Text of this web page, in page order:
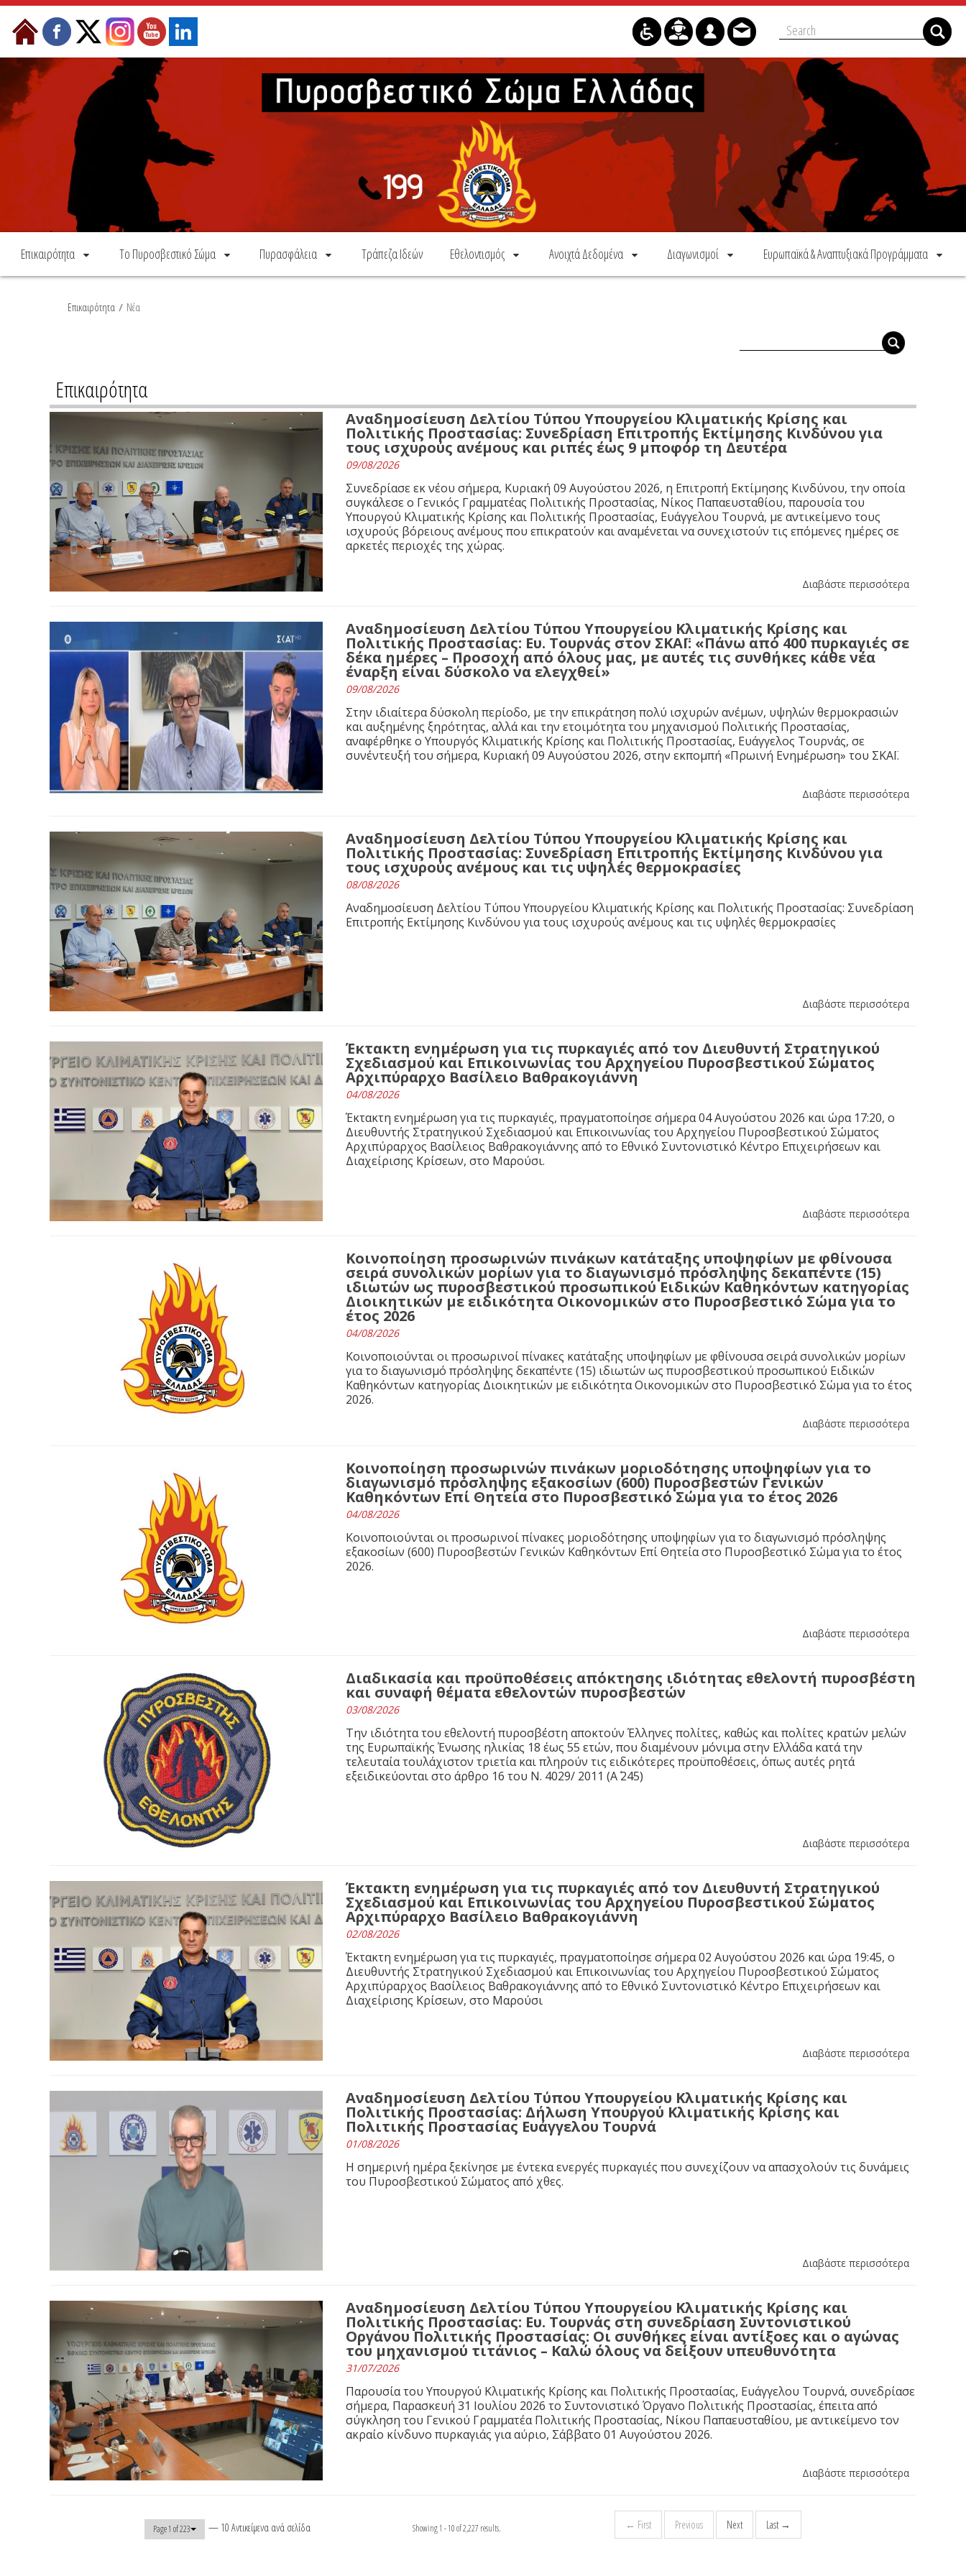
Skip to Content
Επικαιρότητα Το Πυροσβεστικό Σώμα Πυρασφάλεια Τράπεζα Ιδεών Εθελοντισμός Ανοιχτά Δεδομένα Διαγωνισμοί Ευρωπαϊκά & Αναπτυξιακά Προγράμματα
Επικαιρότητα / Νέα
Επικαιρότητα
Αναδημοσίευση Δελτίου Τύπου Υπουργείου Κλιματικής Κρίσης και
Πολιτικής Προστασίας: Συνεδρίαση Επιτροπής Εκτίμησης Κινδύνου για
τους ισχυρούς ανέμους και ριπές έως 9 μποφόρ τη Δευτέρα
09/08/2026
Συνεδρίασε εκ νέου σήμερα, Κυριακή 09 Αυγούστου 2026, η Επιτροπή Εκτίμησης Κινδύνου, την οποία
συγκάλεσε ο Γενικός Γραμματέας Πολιτικής Προστασίας, Νίκος Παπαευσταθίου, παρουσία του
Υπουργού Κλιματικής Κρίσης και Πολιτικής Προστασίας, Ευάγγελου Τουρνά, με αντικείμενο τους
ισχυρούς βόρειους ανέμους που επικρατούν και αναμένεται να συνεχιστούν τις επόμενες ημέρες σε
αρκετές περιοχές της χώρας.
Διαβάστε περισσότερα
Αναδημοσίευση Δελτίου Τύπου Υπουργείου Κλιματικής Κρίσης και
Πολιτικής Προστασίας: Ευ. Τουρνάς στον ΣΚΑΪ: «Πάνω από 400 πυρκαγιές σε
δέκα ημέρες – Προσοχή από όλους μας, με αυτές τις συνθήκες κάθε νέα
έναρξη είναι δύσκολο να ελεγχθεί»
09/08/2026
Στην ιδιαίτερα δύσκολη περίοδο, με την επικράτηση πολύ ισχυρών ανέμων, υψηλών θερμοκρασιών
και αυξημένης ξηρότητας, αλλά και την ετοιμότητα του μηχανισμού Πολιτικής Προστασίας,
αναφέρθηκε ο Υπουργός Κλιματικής Κρίσης και Πολιτικής Προστασίας, Ευάγγελος Τουρνάς, σε
συνέντευξή του σήμερα, Κυριακή 09 Αυγούστου 2026, στην εκπομπή «Πρωινή Ενημέρωση» του ΣΚΑΪ.
Διαβάστε περισσότερα
Αναδημοσίευση Δελτίου Τύπου Υπουργείου Κλιματικής Κρίσης και
Πολιτικής Προστασίας: Συνεδρίαση Επιτροπής Εκτίμησης Κινδύνου για
τους ισχυρούς ανέμους και τις υψηλές θερμοκρασίες
08/08/2026
Αναδημοσίευση Δελτίου Τύπου Υπουργείου Κλιματικής Κρίσης και Πολιτικής Προστασίας: Συνεδρίαση
Επιτροπής Εκτίμησης Κινδύνου για τους ισχυρούς ανέμους και τις υψηλές θερμοκρασίες
Διαβάστε περισσότερα
Έκτακτη ενημέρωση για τις πυρκαγιές από τον Διευθυντή Στρατηγικού
Σχεδιασμού και Επικοινωνίας του Αρχηγείου Πυροσβεστικού Σώματος
Αρχιπύραρχο Βασίλειο Βαθρακογιάννη
04/08/2026
Έκτακτη ενημέρωση για τις πυρκαγιές, πραγματοποίησε σήμερα 04 Αυγούστου 2026 και ώρα 17:20, ο
Διευθυντής Στρατηγικού Σχεδιασμού και Επικοινωνίας του Αρχηγείου Πυροσβεστικού Σώματος
Αρχιπύραρχος Βασίλειος Βαθρακογιάννης από το Εθνικό Συντονιστικό Κέντρο Επιχειρήσεων και
Διαχείρισης Κρίσεων, στο Μαρούσι.
Διαβάστε περισσότερα
Κοινοποίηση προσωρινών πινάκων κατάταξης υποψηφίων με φθίνουσα
σειρά συνολικών μορίων για το διαγωνισμό πρόσληψης δεκαπέντε (15)
ιδιωτών ως πυροσβεστικού προσωπικού Ειδικών Καθηκόντων κατηγορίας
Διοικητικών με ειδικότητα Οικονομικών στο Πυροσβεστικό Σώμα για το
έτος 2026
04/08/2026
Κοινοποιούνται οι προσωρινοί πίνακες κατάταξης υποψηφίων με φθίνουσα σειρά συνολικών μορίων
για το διαγωνισμό πρόσληψης δεκαπέντε (15) ιδιωτών ως πυροσβεστικού προσωπικού Ειδικών
Καθηκόντων κατηγορίας Διοικητικών με ειδικότητα Οικονομικών στο Πυροσβεστικό Σώμα για το έτος
2026.
Διαβάστε περισσότερα
Κοινοποίηση προσωρινών πινάκων μοριοδότησης υποψηφίων για το
διαγωνισμό πρόσληψης εξακοσίων (600) Πυροσβεστών Γενικών
Καθηκόντων Επί Θητεία στο Πυροσβεστικό Σώμα για το έτος 2026
04/08/2026
Κοινοποιούνται οι προσωρινοί πίνακες μοριοδότησης υποψηφίων για το διαγωνισμό πρόσληψης
εξακοσίων (600) Πυροσβεστών Γενικών Καθηκόντων Επί Θητεία στο Πυροσβεστικό Σώμα για το έτος
2026.
Διαβάστε περισσότερα
Διαδικασία και προϋποθέσεις απόκτησης ιδιότητας εθελοντή πυροσβέστη
και συναφή θέματα εθελοντών πυροσβεστών
03/08/2026
Την ιδιότητα του εθελοντή πυροσβέστη αποκτούν Έλληνες πολίτες, καθώς και πολίτες κρατών μελών
της Ευρωπαϊκής Ένωσης ηλικίας 18 έως 55 ετών, που διαμένουν μόνιμα στην Ελλάδα κατά την
τελευταία τουλάχιστον τριετία και πληρούν τις ειδικότερες προϋποθέσεις, όπως αυτές ρητά
εξειδικεύονται στο άρθρο 16 του N. 4029/ 2011 (Α΄ 245)
Διαβάστε περισσότερα
Έκτακτη ενημέρωση για τις πυρκαγιές από τον Διευθυντή Στρατηγικού
Σχεδιασμού και Επικοινωνίας του Αρχηγείου Πυροσβεστικού Σώματος
Αρχιπύραρχο Βασίλειο Βαθρακογιάννη
02/08/2026
Έκτακτη ενημέρωση για τις πυρκαγιές, πραγματοποίησε σήμερα 02 Αυγούστου 2026 και ώρα 19:45, ο
Διευθυντής Στρατηγικού Σχεδιασμού και Επικοινωνίας του Αρχηγείου Πυροσβεστικού Σώματος
Αρχιπύραρχος Βασίλειος Βαθρακογιάννης από το Εθνικό Συντονιστικό Κέντρο Επιχειρήσεων και
Διαχείρισης Κρίσεων, στο Μαρούσι
Διαβάστε περισσότερα
Αναδημοσίευση Δελτίου Τύπου Υπουργείου Κλιματικής Κρίσης και
Πολιτικής Προστασίας: Δήλωση Υπουργού Κλιματικής Κρίσης και
Πολιτικής Προστασίας Ευάγγελου Τουρνά
01/08/2026
Η σημερινή ημέρα ξεκίνησε με έντεκα ενεργές πυρκαγιές που συνεχίζουν να απασχολούν τις δυνάμεις
του Πυροσβεστικού Σώματος από χθες.
Διαβάστε περισσότερα
Αναδημοσίευση Δελτίου Τύπου Υπουργείου Κλιματικής Κρίσης και
Πολιτικής Προστασίας: Ευ. Τουρνάς στη συνεδρίαση Συντονιστικού
Οργάνου Πολιτικής Προστασίας: Οι συνθήκες είναι αντίξοες και ο αγώνας
του μηχανισμού τιτάνιος – Καλώ όλους να δείξουν υπευθυνότητα
31/07/2026
Παρουσία του Υπουργού Κλιματικής Κρίσης και Πολιτικής Προστασίας, Ευάγγελου Τουρνά, συνεδρίασε
σήμερα, Παρασκευή 31 Ιουλίου 2026 το Συντονιστικό Όργανο Πολιτικής Προστασίας, έπειτα από
σύγκληση του Γενικού Γραμματέα Πολιτικής Προστασίας, Νίκου Παπαευσταθίου, με αντικείμενο τον
ακραίο κίνδυνο πυρκαγιάς για αύριο, Σάββατο 01 Αυγούστου 2026.
Διαβάστε περισσότερα
Page 1 of 223 — 10 Αντικείμενα ανά σελίδα Showing 1 - 10 of 2,227 results. ← First Previous Next Last →